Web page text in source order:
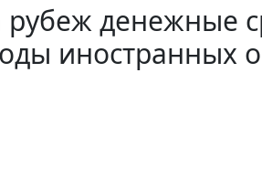
денежные
иностранных